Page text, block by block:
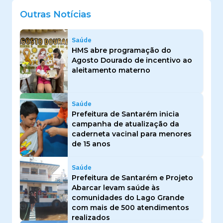
Outras Notícias
Saúde
HMS abre programação do
Agosto Dourado de incentivo ao
aleitamento materno
Saúde
Prefeitura de Santarém inicia
campanha de atualização da
caderneta vacinal para menores
de 15 anos
Saúde
Prefeitura de Santarém e Projeto
Abarcar levam saúde às
comunidades do Lago Grande
com mais de 500 atendimentos
realizados